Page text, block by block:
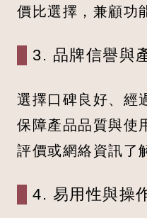
價比選擇，兼顧功
3. 品牌信譽與
選擇口碑良好、經
保障產品品質與使
評價或網絡資訊了
4. 易用性與操